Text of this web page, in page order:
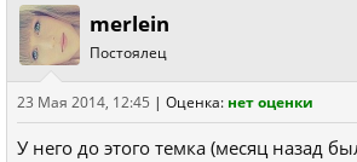
merlein
Постоялец
23 Мая 2014, 12:45 | Оценка: нет оценки
У него до этого темка (месяц назад